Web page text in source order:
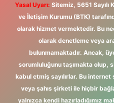
Yasal Uyarı: Sitemiz, 5651 Sayılı
ve İletişim Kurumu (BTK)
olarak hizmet vermektedir. Bu
olarak denetleme veya
bulunmamaktadır. Ancak,
sorumluluğunu taşımakta olup,
kabul etmiş sayılırlar. Bu
veya şahıs şirketi ile hiçbir
yalnızca kendi hazırladığımız